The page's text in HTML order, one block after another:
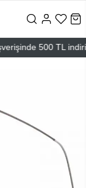
500 TL indirim